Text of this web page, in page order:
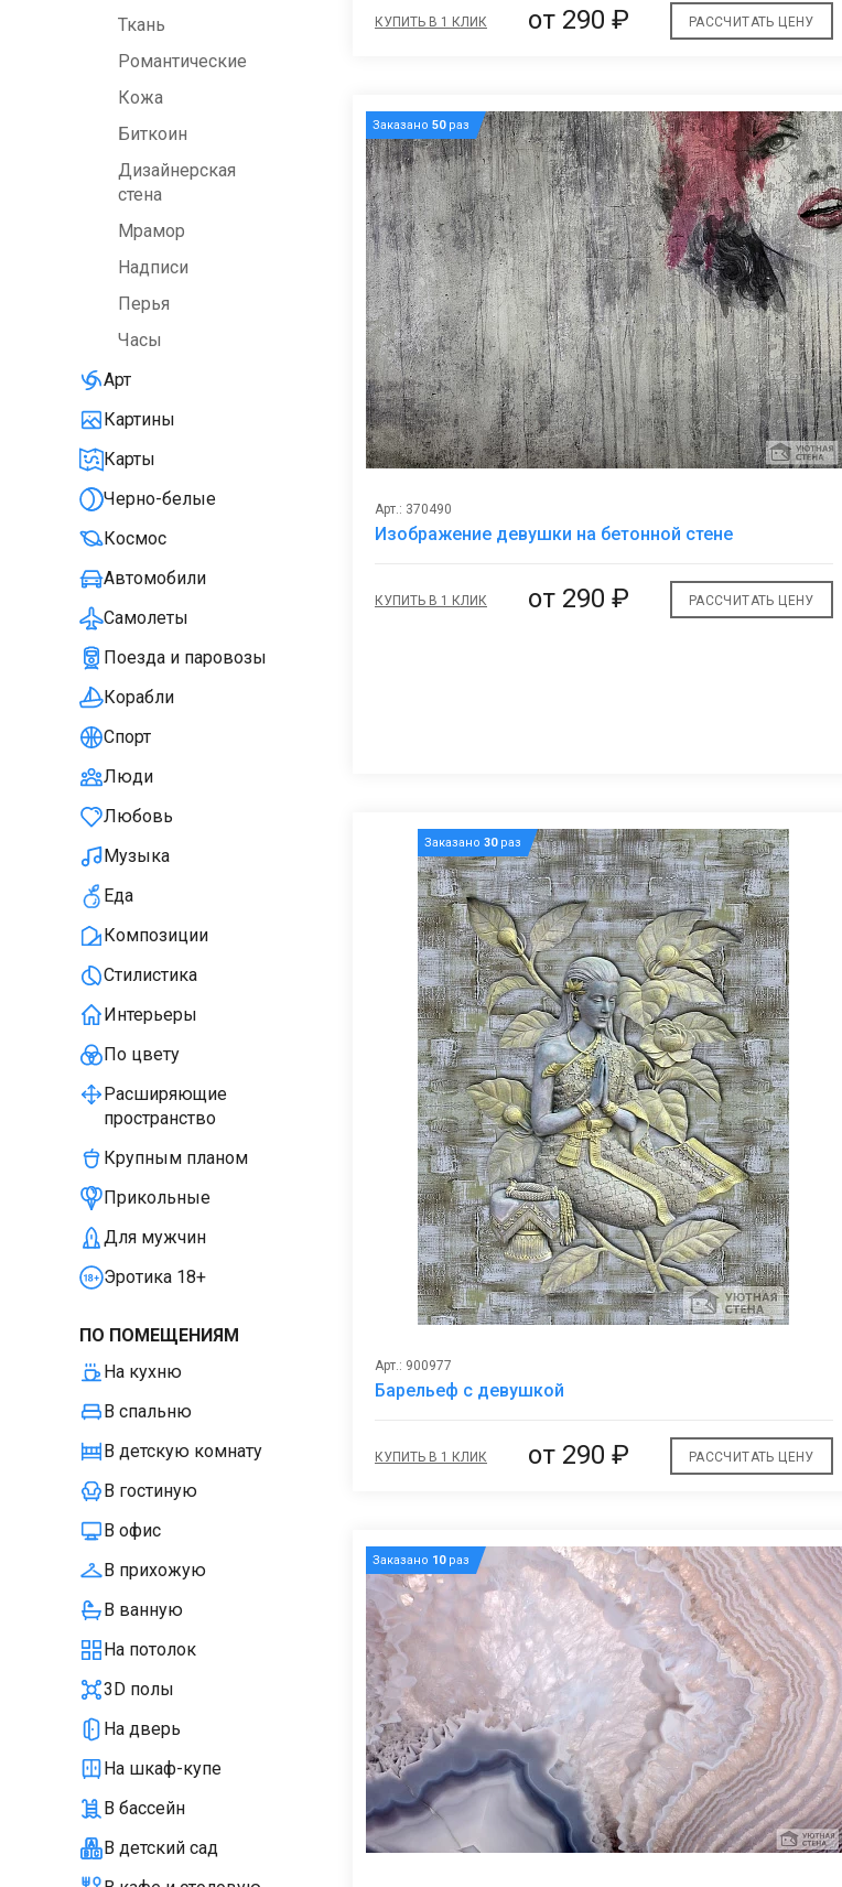
Ткань
Романтические
Кожа
Биткоин
Дизайнерская
стена
Мрамор
Надписи
Перья
Часы
Арт
Картины
Карты
Черно-белые
Космос
Автомобили
Самолеты
Поезда и паровозы
Корабли
Спорт
Люди
Любовь
Музыка
Еда
Композиции
Стилистика
Интерьеры
По цвету
Расширяющие
пространство
Крупным планом
Прикольные
Для мужчин
Эротика 18+
ПО ПОМЕЩЕНИЯМ
На кухню
В спальню
В детскую комнату
В гостиную
В офис
В прихожую
В ванную
На потолок
3D полы
На дверь
На шкаф-купе
В бассейн
В детский сад
КУПИТЬ В 1 КЛИК от290 ₽ РАССЧИТАТЬ ЦЕНУ
Заказано 50раз
Арт.: 370490
Изображение девушки на бетонной стене
КУПИТЬ В 1 КЛИК от290 ₽ РАССЧИТАТЬ ЦЕНУ
Заказано30раз
Арт.: 900977
Барельеф с девушкой
КУПИТЬ В 1 КЛИК от290 ₽ РАССЧИТАТЬ ЦЕНУ
Заказано 10раз